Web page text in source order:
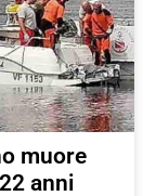
muore
anni